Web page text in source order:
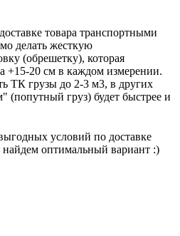
товара транспортными
делать жесткую
(обрешетку), которая
+15-20 см в каждом измерении.
ТК грузы до 2-3 м3, в других
(попутный груз) будет быстрее и
условий по доставке
оптимальный вариант :)